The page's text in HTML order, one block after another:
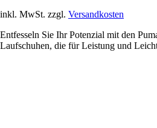
inkl. MwSt. zzgl. Versandkosten
Entfesseln Sie Ihr Potenzial mit den
Laufschuhen, die für Leistung und